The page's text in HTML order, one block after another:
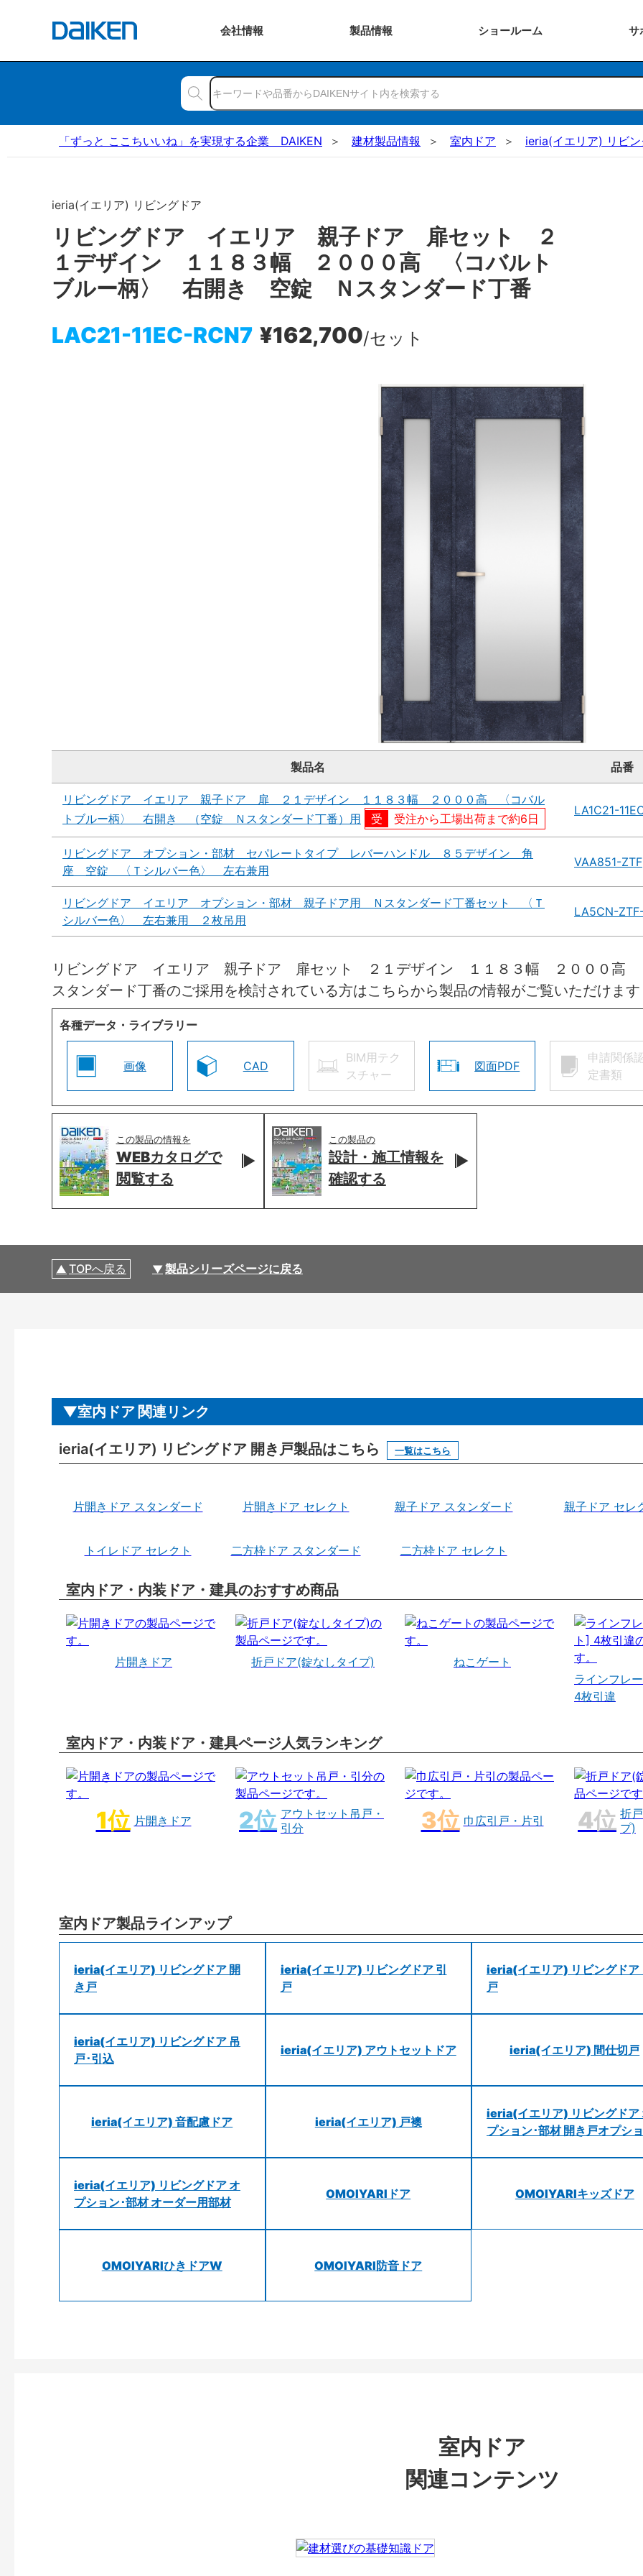
会社情報 製品情報 ショールーム サ
「ずっと ここちいいね」を実現する企業 DAIKEN 建材製品情報 室内ドア ieria(イエリア) リビ
ieria(イエリア) リビングドア
リビングドア イエリア 親子ドア 扉セット ２
１デザイン １１８３幅 ２０００高 〈コバルト
ブルー柄〉 右開き 空錠 Ｎスタンダード丁番
LAC21-11EC-RCN7 ¥162,700/セット
製品名 品番
リビングドア イエリア 親子ドア 扉 ２１デザイン １１８３幅 ２０００高 〈コバル
トブルー柄〉 右開き （空錠 Ｎスタンダード丁番）用
受注から工場出荷まで約6日
LA1C21-
リビングドア オプション・部材 セパレートタイプ レバーハンドル ８５デザイン 角
座 空錠 〈Ｔシルバー色〉 左右兼用
VAA851-ZTF
リビングドア イエリア オプション・部材 親子ドア用 Ｎスタンダード丁番セット 〈Ｔ
シルバー色〉 左右兼用 ２枚吊用
LA5CN-
リビングドア イエリア 親子ドア 扉セット ２１デザイン １１８３幅 ２０００高
スタンダード丁番のご採用を検討されている方はこちらから製品の情報がご覧いただけます
各種データ・ライブラリー
画像 CAD
BIM用テク
スチャー
図面PDF
申請関係
定書類
この製品の情報を
WEBカタログで
閲覧する
この製品の
設計・施工情報を
確認する
TOPへ戻る 製品シリーズページに戻る
室内ドア 関連リンク
ieria(イエリア) リビングドア 開き戸製品はこちら 一覧はこちら
片開きドア スタンダード 片開きドア セレクト 親子ドア スタンダード 親子ドア セレ
トイレドア セレクト 二方枠ドア スタンダード 二方枠ドア セレクト
室内ドア・内装ドア・建具のおすすめ商品
片開きドア 折戸ドア(錠なしタイプ)
ねこゲート
ラインフレ
4枚引違
室内ドア・内装ドア・建具ページ人気ランキング
片開きドア
アウトセット吊戸・
引分
巾広引戸・片引
折
プ)
室内ドア製品ラインアップ
ieria(イエリア) リビングドア 開
き戸
ieria(イエリア) リビングドア 引
戸
ieria(イエリア) リビングドア
戸
ieria(イエリア) リビングドア 吊
戸･引込
ieria(イエリア) アウトセットドア ieria(イエリア) 間仕切戸
ieria(イエリア) 音配慮ドア ieria(イエリア) 戸襖
ieria(イエリア) リビングドア
プション･部材 開き戸オプシ
ieria(イエリア) リビングドア オ
プション･部材 オーダー用部材
OMOIYARIドア OMOIYARIキッズドア
OMOIYARIひきドアW OMOIYARI防音ドア
室内ドア
関連コンテンツ